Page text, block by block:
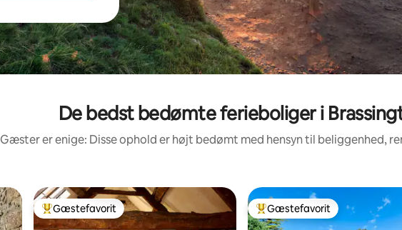
De bedst bedømte ferieboliger i
Gæster er enige: Disse ophold er højt bedømt med hensyn til beliggenhed,
Bedste gæstefavorit
Gæstefavorit Bedste gæstefavorit
Gæstefavorit